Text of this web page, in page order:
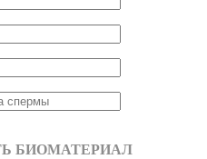
БИОМАТЕРИАЛ